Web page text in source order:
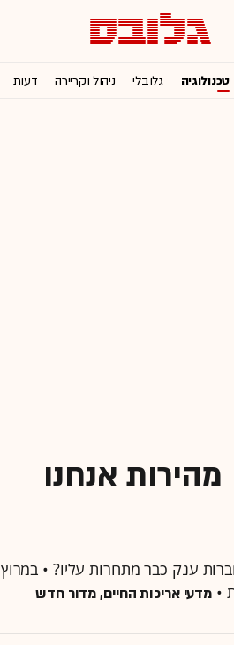
טכנולוגיה גלובלי ניהול וקריירה דעות
אנחנו
ענק כבר מתחרות עליו? • במרוץ
• מדעי אריכות החיים, מדור חדש